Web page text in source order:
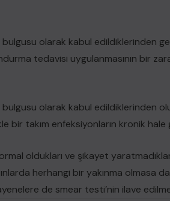
bulgusu olarak kabul edildiklerinden
tedavisi uygulanmasının bir
olarak kabul edildiklerinden
bir takım enfeksiyonların kronik
oldukları ve şikayet
herhangi bir yakınma olmasa
de smear testi’nin ilave